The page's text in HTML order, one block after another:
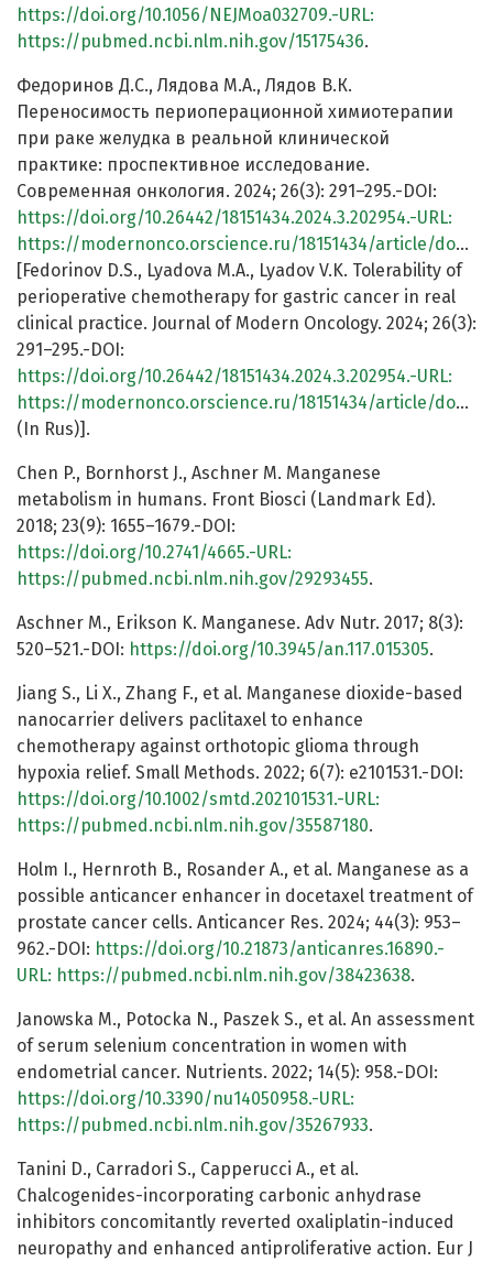
https://doi.org/10.1056/NEJMoa032709.-URL:
https://pubmed.ncbi.nlm.nih.gov/15175436.
Федоринов Д.С., Лядова М.А., Лядов В.К.
Переносимость периоперационной химиотерапии
при раке желудка в реальной клинической
практике: проспективное исследование.
Современная онкология. 2024; 26(3): 291–295.-DOI:
https://doi.org/10.26442/18151434.2024.3.202954.-URL:
https://modernonco.orscience.ru/18151434/article/download/635383/pdf
[Fedorinov D.S., Lyadova M.A., Lyadov V.K. Tolerability of
perioperative chemotherapy for gastric cancer in real
clinical practice. Journal of Modern Oncology. 2024; 26(3):
291–295.-DOI:
https://doi.org/10.26442/18151434.2024.3.202954.-URL:
https://modernonco.orscience.ru/18151434/article/download/635383/pdf
(In Rus)].
Chen P., Bornhorst J., Aschner M. Manganese
metabolism in humans. Front Biosci (Landmark Ed).
2018; 23(9): 1655–1679.-DOI:
https://doi.org/10.2741/4665.-URL:
https://pubmed.ncbi.nlm.nih.gov/29293455.
Aschner M., Erikson K. Manganese. Adv Nutr. 2017; 8(3):
520–521.-DOI: https://doi.org/10.3945/an.117.015305.
Jiang S., Li X., Zhang F., et al. Manganese dioxide-based
nanocarrier delivers paclitaxel to enhance
chemotherapy against orthotopic glioma through
hypoxia relief. Small Methods. 2022; 6(7): e2101531.-DOI:
https://doi.org/10.1002/smtd.202101531.-URL:
https://pubmed.ncbi.nlm.nih.gov/35587180.
Holm I., Hernroth B., Rosander A., et al. Manganese as a
possible anticancer enhancer in docetaxel treatment of
prostate cancer cells. Anticancer Res. 2024; 44(3): 953–
962.-DOI: https://doi.org/10.21873/anticanres.16890.-
URL: https://pubmed.ncbi.nlm.nih.gov/38423638.
Janowska M., Potocka N., Paszek S., et al. An assessment
of serum selenium concentration in women with
endometrial cancer. Nutrients. 2022; 14(5): 958.-DOI:
https://doi.org/10.3390/nu14050958.-URL:
https://pubmed.ncbi.nlm.nih.gov/35267933.
Tanini D., Carradori S., Capperucci A., et al.
Chalcogenides-incorporating carbonic anhydrase
inhibitors concomitantly reverted oxaliplatin-induced
neuropathy and enhanced antiproliferative action. Eur J